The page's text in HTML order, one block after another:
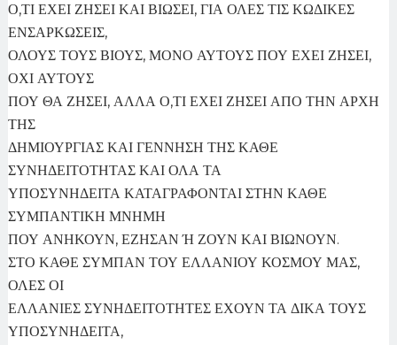
Ο,ΤΙ ΕΧΕΙ ΖΗΣΕΙ ΚΑΙ ΒΙΩΣΕΙ, ΓΙΑ ΟΛΕΣ ΤΙΣ ΚΩΔΙΚΕΣ
ΕΝΣΑΡΚΩΣΕΙΣ,
ΟΛΟΥΣ ΤΟΥΣ ΒΙΟΥΣ, ΜΟΝΟ ΑΥΤΟΥΣ ΠΟΥ ΕΧΕΙ ΖΗΣΕΙ,
ΟΧΙ ΑΥΤΟΥΣ
ΠΟΥ ΘΑ ΖΗΣΕΙ, ΑΛΛΑ Ο,ΤΙ ΕΧΕΙ ΖΗΣΕΙ ΑΠΟ ΤΗΝ ΑΡΧΗ
ΤΗΣ
ΔΗΜΙΟΥΡΓΙΑΣ ΚΑΙ ΓΕΝΝΗΣΗ ΤΗΣ ΚΑΘΕ
ΣΥΝΗΔΕΙΤΟΤΗΤΑΣ ΚΑΙ ΟΛΑ ΤΑ
ΥΠΟΣΥΝΗΔΕΙΤΑ ΚΑΤΑΓΡΑΦΟΝΤΑΙ ΣΤΗΝ ΚΑΘΕ
ΣΥΜΠΑΝΤΙΚΗ ΜΝΗΜΗ
ΠΟΥ ΑΝΗΚΟΥΝ, ΕΖΗΣΑΝ Ή ΖΟΥΝ ΚΑΙ ΒΙΩΝΟΥΝ.
ΣΤΟ ΚΑΘΕ ΣΥΜΠΑΝ ΤΟΥ ΕΛΛΑΝΙΟΥ ΚΟΣΜΟΥ ΜΑΣ,
ΟΛΕΣ ΟΙ
ΕΛΛΑΝΙΕΣ ΣΥΝΗΔΕΙΤΟΤΗΤΕΣ ΕΧΟΥΝ ΤΑ ΔΙΚΑ ΤΟΥΣ
ΥΠΟΣΥΝΗΔΕΙΤΑ,